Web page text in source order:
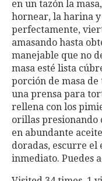
en un tazón la
hornear, la harina y
perfectamente,
amasando hasta
manejable que no
masa esté lista
porción de masa
una prensa para
rellena con los
orillas presionando
en abundante
doradas, escurre el
inmediato. Puedes